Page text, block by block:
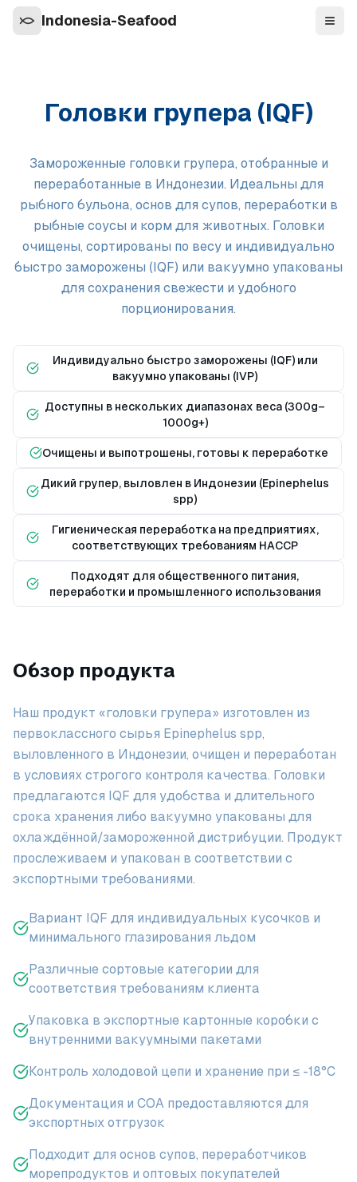
Indonesia-Seafood
Головки групера (IQF)
Замороженные головки групера, отобранные и
переработанные в Индонезии. Идеальны для
рыбного бульона, основ для супов, переработки в
рыбные соусы и корм для животных. Головки
очищены, сортированы по весу и индивидуально
быстро заморожены (IQF) или вакуумно упакованы
для сохранения свежести и удобного
порционирования.
Индивидуально быстро заморожены (IQF) или
вакуумно упакованы (IVP)
Доступны в нескольких диапазонах веса (300g–
1000g+)
Очищены и выпотрошены, готовы к переработке
Дикий групер, выловлен в Индонезии (Epinephelus
spp)
Гигиеническая переработка на предприятиях,
соответствующих требованиям HACCP
Подходят для общественного питания,
переработки и промышленного использования
Обзор продукта
Наш продукт «головки групера» изготовлен из
первоклассного сырья Epinephelus spp,
выловленного в Индонезии, очищен и переработан
в условиях строгого контроля качества. Головки
предлагаются IQF для удобства и длительного
срока хранения либо вакуумно упакованы для
охлаждённой/замороженной дистрибуции. Продукт
прослеживаем и упакован в соответствии с
экспортными требованиями.
Вариант IQF для индивидуальных кусочков и
минимального глазирования льдом
Различные сортовые категории для
соответствия требованиям клиента
Упаковка в экспортные картонные коробки с
внутренними вакуумными пакетами
Контроль холодовой цепи и хранение при ≤ -18°C
Документация и COA предоставляются для
экспортных отгрузок
Подходит для основ супов, переработчиков
морепродуктов и оптовых покупателей